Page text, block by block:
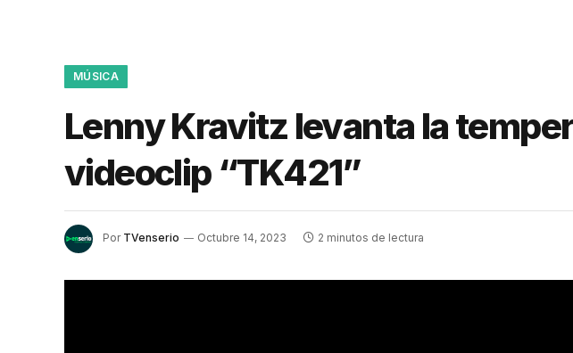
MÚSICA
Lenny Kravitz levanta la
videoclip “TK421”
Por TVenserio Octubre 14, 2023 2 minutos de lectura